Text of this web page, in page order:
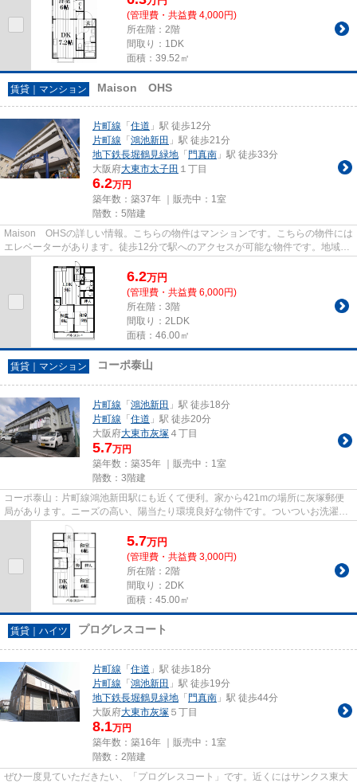
(管理費・共益費 4,000円)
所在階：2階
間取り：1DK
面積：39.52㎡
賃貸｜マンション Maison OHS
片町線 「 住道 」駅 徒歩12分
片町線 「 鴻池新田 」駅 徒歩21分
地下鉄長堀鶴見緑地 「 門真南 」駅 徒歩33分
大阪府大東市太子田 １丁目
6.2万円
築年数：築37年 ｜販売中： 1室
階数：5階建
Maison OHSの詳しい情報。こちらの物件はマンションです。こちらの物件には
エレベーターがあります。徒歩12分で駅へのアクセスが可能な物件です。地域に
よっては建物の高さの制限があ...
6.2万円
(管理費・共益費 6,000円)
所在階：3階
間取り：2LDK
面積：46.00㎡
賃貸｜マンション コーポ泰山
片町線 「 鴻池新田 」駅 徒歩18分
片町線 「 住道 」駅 徒歩20分
大阪府大東市灰塚 ４丁目
5.7万円
築年数：築35年 ｜販売中： 1室
階数：3階建
コーポ泰山：片町線鴻池新田駅にも近くて便利。家から421mの場所に灰塚郵便
局があります。ニーズの高い、陽当たり環境良好な物件です。ついついお洗濯し
たくなっちゃいますよ。造りと...
5.7万円
(管理費・共益費 3,000円)
所在階：2階
間取り：2DK
面積：45.00㎡
賃貸｜ハイツ プログレスコート
片町線 「 住道 」駅 徒歩18分
片町線 「 鴻池新田 」駅 徒歩19分
地下鉄長堀鶴見緑地 「 門真南 」駅 徒歩44分
大阪府大東市灰塚 ５丁目
8.1万円
築年数：築16年 ｜販売中： 1室
階数：2階建
ぜひ一度見ていただきたい、「プログレスコート」です。近くにはサンクス東大